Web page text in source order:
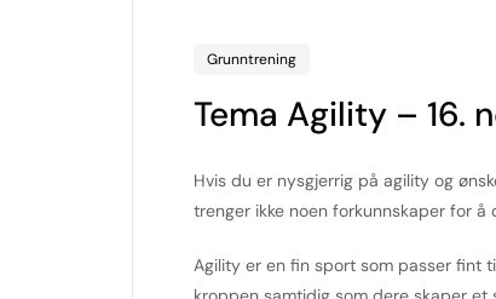
Grunntrening
Tema Agility – 16.
Hvis du er nysgjerrig på agility og
trenger ikke noen forkunnskaper for å
Agility er en fin sport som passer fint